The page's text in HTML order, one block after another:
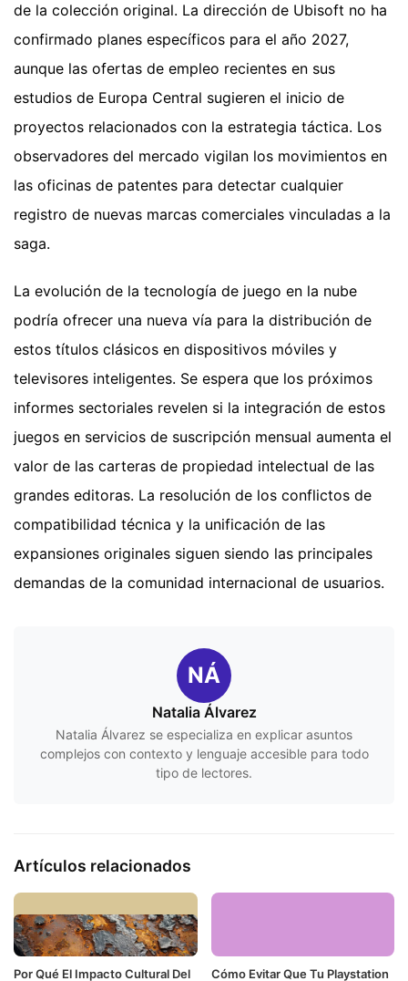
de la colección original. La dirección de Ubisoft no ha
confirmado planes específicos para el año 2027,
aunque las ofertas de empleo recientes en sus
estudios de Europa Central sugieren el inicio de
proyectos relacionados con la estrategia táctica. Los
observadores del mercado vigilan los movimientos en
las oficinas de patentes para detectar cualquier
registro de nuevas marcas comerciales vinculadas a la
saga.
La evolución de la tecnología de juego en la nube
podría ofrecer una nueva vía para la distribución de
estos títulos clásicos en dispositivos móviles y
televisores inteligentes. Se espera que los próximos
informes sectoriales revelen si la integración de estos
juegos en servicios de suscripción mensual aumenta el
valor de las carteras de propiedad intelectual de las
grandes editoras. La resolución de los conflictos de
compatibilidad técnica y la unificación de las
expansiones originales siguen siendo las principales
demandas de la comunidad internacional de usuarios.
NÁ
Natalia Álvarez
Natalia Álvarez se especializa en explicar asuntos
complejos con contexto y lenguaje accesible para todo
tipo de lectores.
Artículos relacionados
Por Qué El Impacto Cultural Del Cómo Evitar Que Tu Playstation